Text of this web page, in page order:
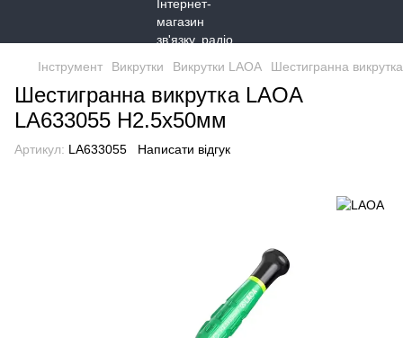
Інструмент Викрутки Викрутки LAOA Шестигранна
Шестигранна викрутка LAOA
LA633055 H2.5x50мм
Артикул: LA633055 Написати відгук